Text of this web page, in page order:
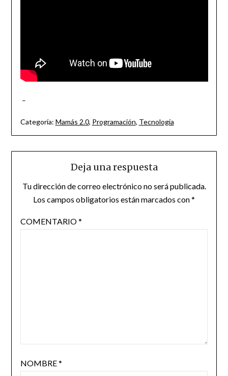
–
Categoría: Mamás 2.0, Programación, Tecnología
Deja una respuesta
Tu dirección de correo electrónico no será publicada.
Los campos obligatorios están marcados con*
COMENTARIO*
NOMBRE*